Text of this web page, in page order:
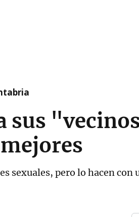
sus
sexuales, pero lo hacen con